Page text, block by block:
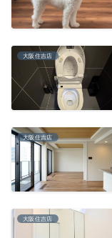
大阪住吉店
大阪住吉店
大阪住吉店